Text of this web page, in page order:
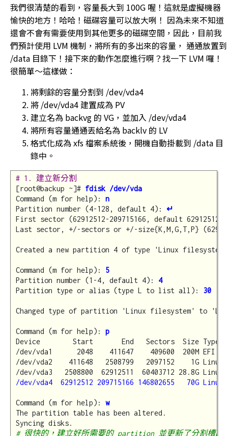
我們很清楚的看到，容量長大到 100G 喔！這就是虛擬機器
愉快的地方！哈哈！磁碟容量可以放大咧！ 因為未來不知道
還會不會有需要使用到其他更多的磁碟空間，因此，目前我
們預計使用 LVM 機制，將所有的多出來的容量， 通通放置到
/data 目錄下！接下來的動作怎麼進行啊？找一下 LVM 囉！
很簡單～這樣做：
將剩餘的容量分割到 /dev/vda4
將 /dev/vda4 建置成為 PV
建立名為 backvg 的 VG，並加入 /dev/vda4
將所有容量通通丟給名為 backlv 的 LV
格式化成為 xfs 檔案系統後，開機自動掛載到 /data 目
錄中。
# 1. 建立新分割
[root@backup ~]# fdisk /dev/vda
Command (m for help): n
Partition number (4-128, default 4): ↵
First sector (62912512-209715166, default
Last sector, +/-sectors or +/-size{K,M,G,T,P}
Created a new partition 4 of type 'Linux
Command (m for help): 5
Partition number (1-4, default 4): 4
Partition type or alias (type L to list all): 30
Changed type of partition 'Linux filesystem' to
Command (m for help): p
Device        Start       End   Sectors  Size Type
/dev/vda1      2048    411647    409600  200M EFI
/dev/vda2    411648   2508799   2097152    1G Linux
/dev/vda4  62912512 209715166 146802655   70G Linux
Command (m for help): w
The partition table has been altered.
# 很快的，建立好所需要的 partition 並更新了分割槽的